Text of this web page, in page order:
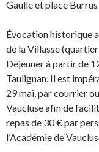
Gaulle et place
Évocation historique
de la Villasse
Déjeuner à partir de
Taulignan. Il est
29 mai, par courrier
Vaucluse afin de
repas de 30 € par
l’Académie de